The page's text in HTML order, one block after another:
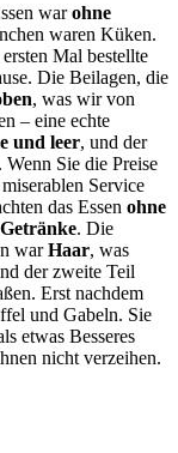
warohne
waren Küken.
Mal bestellte
Die Beilagen, die
, was wir von
– eine echte
und leer, und der
Wenn Sie die Preise
Service
das Essen ohne
. Die
warHaar, was
der zweite Teil
Erst nachdem
und Gabeln. Sie
etwas Besseres
nicht verzeihen.